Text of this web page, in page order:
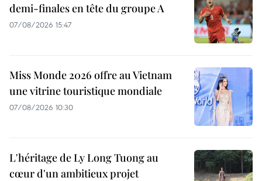
demi-finales en tête du groupe A
07/08/2026 15:47
Miss Monde 2026 offre au Vietnam
une vitrine touristique mondiale
07/08/2026 10:30
L'héritage de Ly Long Tuong au
cœur d'un ambitieux projet